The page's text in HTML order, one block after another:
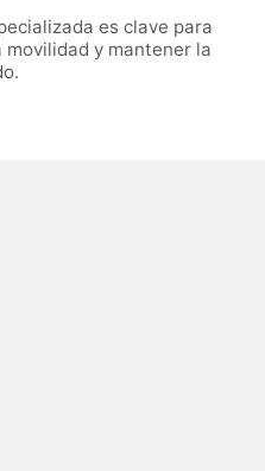
es clave para
y mantener la